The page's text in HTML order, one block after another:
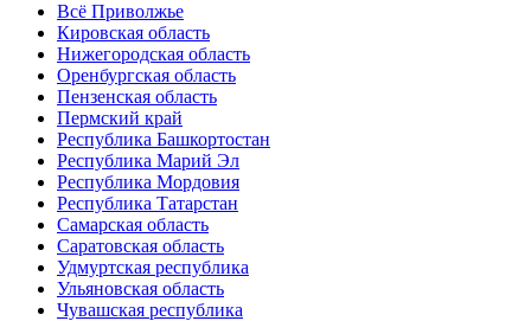
Всё Приволжье
Кировская область
Нижегородская область
Оренбургская область
Пензенская область
Пермский край
Республика Башкортостан
Республика Марий Эл
Республика Мордовия
Республика Татарстан
Самарская область
Саратовская область
Удмуртская республика
Ульяновская область
Чувашская республика